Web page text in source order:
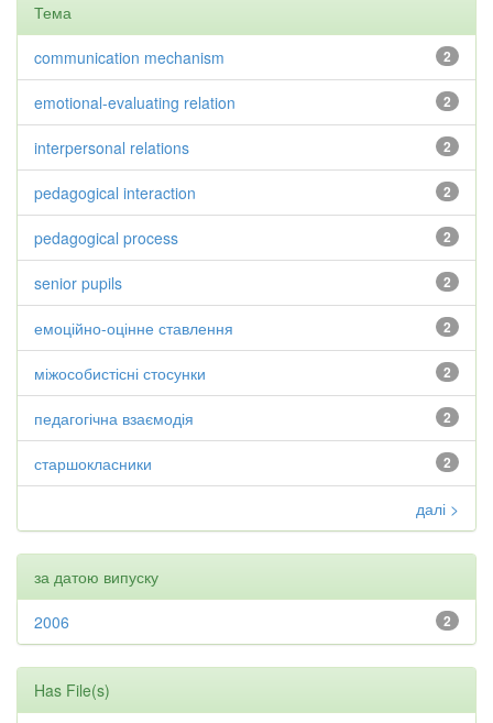
Тема
2
communication mechanism
2
emotional-evaluating relation
2
interpersonal relations
2
pedagogical interaction
2
pedagogical process
2
senior pupils
2
емоційно-оцінне ставлення
2
міжособистісні стосунки
2
педагогічна взаємодія
2
старшокласники
далі >
за датою випуску
2
2006
Has File(s)